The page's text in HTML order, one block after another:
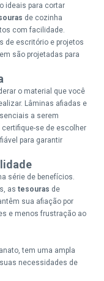
ideais para cortar
de cozinha
com facilidade.
de escritório e projetos
são projetadas para
o material que você
Lâminas afiadas e
a serem
certifique-se de escolher
para garantir
série de benefícios.
astesouras de
sua afiação por
e menos frustração ao
tem uma ampla
necessidades de